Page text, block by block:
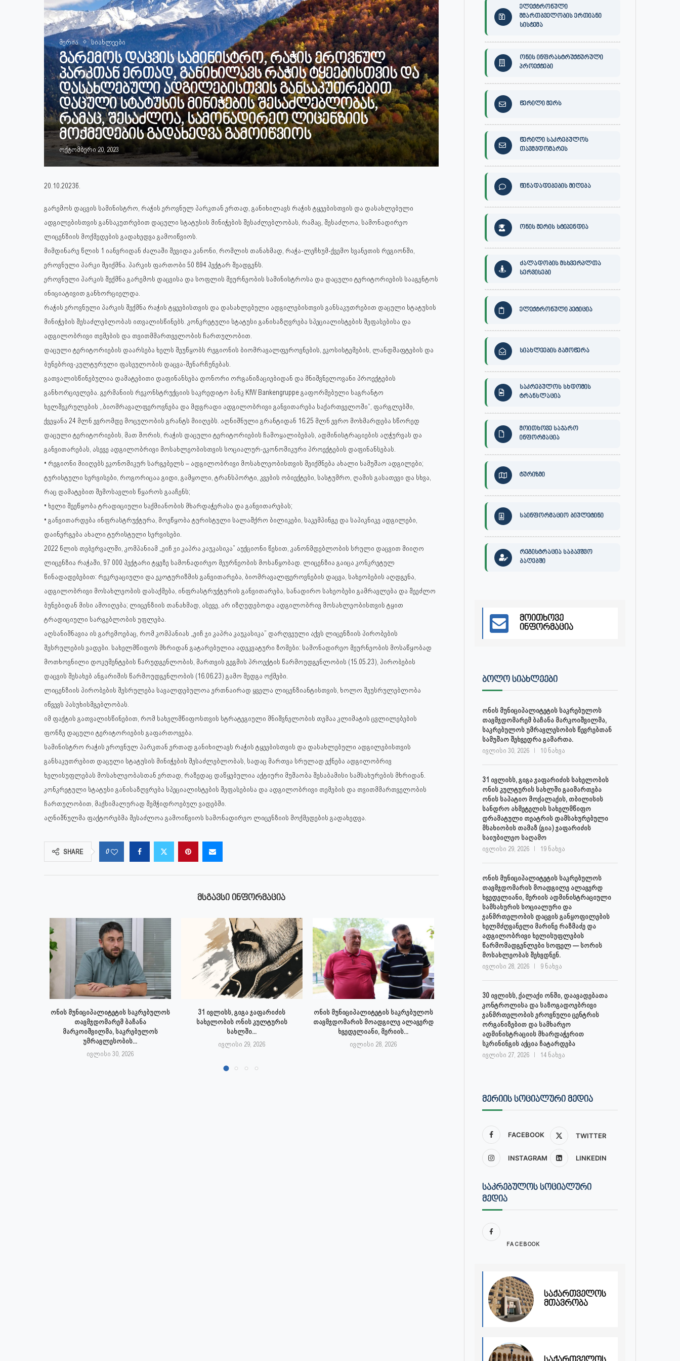
მერია სიახლეები
გარემოს დაცვის სამინისტრო, რაჭის ეროვნულ
პარკთან ერთად, განიხილავს რაჭის ტყეებისთვის და
დასახლებული ადგილებისთვის განსაკუთრებით
დაცული სტატუსის მინიჭების შესაძლებლობას,
რამაც, შესაძლოა, სამონადირეო ლიცენზიის
მოქმედების გადახედვა გამოიწვიოს
ოქტომბერი 20, 2023
20.10.2023წ.
გარემოს დაცვის სამინისტრო, რაჭის ეროვნულ პარკთან ერთად, განიხილავს რაჭის ტყეებისთვის და დასახლებული
ადგილებისთვის განსაკუთრებით დაცული სტატუსის მინიჭების შესაძლებლობას, რამაც, შესაძლოა, სამონადირეო
ლიცენზიის მოქმედების გადახედვა გამოიწვიოს.
მიმდინარე წლის 1 იანვრიდან ძალაში შევიდა კანონი, რომლის თანახმად, რაჭა-ლეჩხუმ-ქვემო სვანეთის რეგიონში,
ეროვნული პარკი შეიქმნა. პარკის ფართობი 50 894 ჰექტარ შეადგენს.
ეროვნული პარკის შექმნა გარემოს დაცვისა და სოფლის მეურნეობის სამინისტროსა და დაცული ტერიტორიების სააგენტოს
ინიციატივით განხორციელდა.
რაჭის ეროვნული პარკის შექმნა რაჭის ტყეებისთვის და დასახლებული ადგილებისთვის განსაკუთრებით დაცული სტატუსის
მინიჭების შესაძლებლობას ითვალისწინებს. კონკრეტული სტატუსი განისაზღვრება სპეციალისტების შეფასებისა და
ადგილობრივი თემების და თვითმმართველობის ჩართულობით.
დაცული ტერიტორიების დაარსება ხელს შეუწყობს რეგიონის ბიომრავალფეროვნების, ეკოსისტემების, ლანდშაფტების და
ბუნებრივ-კულტურული ფასეულობის დაცვა-შენარჩუნებას.
გათვალისწინებულია დამატებითი დაფინანსება დონორი ორგანიზაციებიდან და მნიშვნელოვანი პროექტების
განხორციელება. გერმანიის რეკონსტრუქციის საკრედიტო ბანკ KfW Bankengruppe გაფორმებული საგრანტო
ხელშეკრულების ,,ბიომრავალფეროვნება და მდგრადი ადგილობრივი განვითარება საქართველოში“, ფარგლებში,
ქვეყანა 24 მლნ ევრომდე მოცულობის გრანტს მიიღებს. აღნიშნული გრანტიდან 16.25 მლნ ევრო მოხმარდება სწორედ
დაცული ტერიტორიების, მათ შორის, რაჭის დაცული ტერიტორიების ჩამოყალიბებას, ადმინისტრაციების აღჭურვას და
განვითარებას, ასევე ადგილობრივი მოსახლეობისთვის სოციალურ-ეკონომიკური პროექტების დაფინანსებას.
• რეგიონი მიიღებს ეკონომიკურ სარგებელს – ადგილობრივი მოსახლეობისთვის შეიქმნება ახალი სამუშაო ადგილები;
ტურისტული სერვისები, როგორიცაა გიდი, გამყოლი, ტრანსპორტი, კვების ობიექტები, სასტუმრო, ღამის გასათევი და სხვა,
რაც დამატებით შემოსავლის წყაროს გააჩენს;
• ხელი შეეწყობა ტრადიციული საქმიანობის მხარდაჭერასა და განვითარებას;
• განვითარდება ინფრასტრუქტურა, მოეწყობა ტურისტული სალაშქრო ბილიკები, საკემპინგე და საპიკნიკე ადგილები,
დაინერგება ახალი ტურისტული სერვისები.
2022 წლის თებერვალში, კომპანიამ „ეიჩ ჯი კაპრა კაუკასიკა” აუქციონი წესით, კანონმდებლობის სრული დაცვით მიიღო
ლიცენზია რაჭაში, 97 000 ჰექტარი ტყეზე სამონადირეო მეურნეობის მოსაწყობად. ლიცენზია გაიცა კონკრეტულ
წინადადებებით: რეკრეაციული და ეკოტურიზმის განვითარება, ბიომრავალფეროვნების დაცვა, სახეობების აღდგენა,
ადგილობრივი მოსახლეობის დასაქმება, ინფრასტრუქტურის განვითარება, სანადირო სახეობები გამრავლება და შეეძლო
ბუნებიდან მისი ამოიღება; ლიცენზიის თანახმად, ასევე, არ იზღუდებოდა ადგილობრივ მოსახლეობისთვის ტყით
ტრადიციული სარგებლობის უფლება.
აღსანიშნავია ის გარემოებაც, რომ კომპანიას „ეიჩ ჯი კაპრა კაუკასიკა” დარღვეული აქვს ლიცენზიის პირობების
შესრულების ვადები. სახელმწიფოს მხრიდან გატარებულია ადეკვატური ზომები: სამონადირეო მეურნეობის მოსაწყობად
მოთხოვნილი დოკუმენტების წარუდგენლობის, მართვის გეგმის პროექტის წარმოუდგენლობის (15.05.23), პირობების
დაცვის შესახებ ანგარიშის წარმოუდგენლობის (16.06.23) გამო შედგა ოქმები.
ლიცენზიის პირობების შესრულება სავალდებულოა ერთნაირად ყველა ლიცენზიანტისთვის, ხოლო შეუსრულებლობა
იწვევს პასუხისმგებლობას.
იმ ფაქტის გათვალისწინებით, რომ სახელმწიფოსთვის სტრატეგიული მნიშვნელობის თემაა კლიმატის ცვლილებების
ფონზე დაცული ტერიტორიების გაფართოვება.
სამინისტრო რაჭის ეროვნულ პარკთან ერთად განიხილავს რაჭის ტყეებისთვის და დასახლებული ადგილებისთვის
განსაკუთრებით დაცული სტატუსის მინიჭების შესაძლებლობას, სადაც მართვა სრულად ექნება ადგილობრივ
ხელისუფლებას მოსახლეობასთან ერთად, რაზედაც დაწყებულია აქტიური მუშაობა შესაბამისი სამსახურების მხრიდან.
კონკრეტული სტატუსი განისაზღვრება სპეციალისტების შეფასებისა და ადგილობრივი თემების და თვითმმართველობის
ჩართულობით, მაქსიმალურად შემჭიდროებულ ვადებში.
აღნიშნულმა ფაქტორებმა შესაძლოა გამოიწვიოს სამონადირეო ლიცენზიის მოქმედების გადახედვა.
SHARE 0
ᲛᲡᲒᲐᲕᲡᲘ ᲘᲜᲤᲝᲠᲛᲐᲪᲘᲐ
ონის მუნიციპალიტეტის საკრებულოს
თავმჯდომარემ ბაჩანა
მარკოიშვილმა, საკრებულოს
უმრავლესობის...
ივლისი 30, 2026
31 ივლისს, გიგა ჯაფარიძის
სახელობის ონის კულტურის
სახლში...
ივლისი 29, 2026
ონის მუნიციპალიტეტის საკრებულოს
თავმჯდომარის მოადგილე ალავერდ
ხვედელიანი, მერიის...
ივლისი 28, 2026
30 ივლისს, ქალაქი ონში,
დაავადებათა კონტროლისა და
საზოგადოებრივი...
ივლისი 27, 2026
ონის მუნიციპალიტეტის მერმა
ელექტრონული
მმართბველობის ერთიანი
სისტემა
ონის ინფრასტრუქტურული
პროექტები
წერილი მერს
წერილი საკრებულოს
თავმჯდომარეს
წინადადებების მიღება
ონის მერის სტიპენდია
ძალადობის მსხვერპლთა
სერვისები
ელექტრონული პეტიცია
სიახლეების გამოწერა
საკრებულოს სხდომის
ტრანსლაცია
მოითხოვე საჯარო
ინფორმაცია
ტურიზმი
საინფორმაციო ბიულეტინი
რეგისტრაცია საბავშვო
ბაღებში
მოითხოვე
ინფორმაცია
ᲑᲝᲚᲝ ᲡᲘᲐᲮᲚᲔᲔᲑᲘ
ონის მუნიციპალიტეტის საკრებულოს
თავმჯდომარემ ბაჩანა მარკოიშვილმა,
საკრებულოს უმრავლესობის წევრებთან
სამუშაო შეხვედრა გამართა.
ივლისი 30, 2026 10 ნახვა
31 ივლისს, გიგა ჯაფარიძის სახელობის
ონის კულტურის სახლში გაიმართება
ონის საპატიო მოქალაქის, თბილისის
სანდრო ახმეტელის სახელმწიფო
დრამატული თეატრის დამსახურებული
მსახიობის თამაზ (გია) ჯაფარიძის
საიუბილეო საღამო
ივლისი 29, 2026 19 ნახვა
ონის მუნიციპალიტეტის საკრებულოს
თავმჯდომარის მოადგილე ალავერდ
ხვედელიანი, მერიის ადმინისტრაციული
სამსახურის სოციალური და
ჯანმრთელობის დაცვის განყოფილების
ხელმძღვანელი მარინე რაზმაძე და
ადგილობრივი ხელისუფლების
წარმომადგენლები სოფელ — სორის
მოსახლეობას შეხვდნენ.
ივლისი 28, 2026 9 ნახვა
30 ივლისს, ქალაქი ონში, დაავადებათა
კონტროლისა და საზოგადოებრივი
ჯანმრთელობის ეროვნული ცენტრის
ორგანიზებით და სამხარეო
ადმინისტრაციის მხარდაჭერით
სკრინინგის აქცია ჩატარდება
ივლისი 27, 2026 14 ნახვა
ᲛᲔᲠᲘᲘᲡ ᲡᲝᲪᲘᲐᲚᲣᲠᲘ ᲛᲔᲓᲘᲐ
FACEBOOK TWITTER
INSTAGRAM LINKEDIN
ᲡᲐᲙᲠᲔᲑᲣᲚᲝᲡ ᲡᲝᲪᲘᲐᲚᲣᲠᲘ
ᲛᲔᲓᲘᲐ
FACEBOOK
საქართველოს
მთავრობა